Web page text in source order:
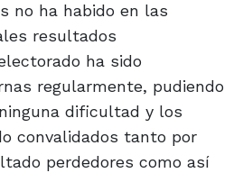
no ha habido en las
resultados
ha sido
regularmente, pudiendo
dificultad y los
convalidados tanto por
perdedores como así